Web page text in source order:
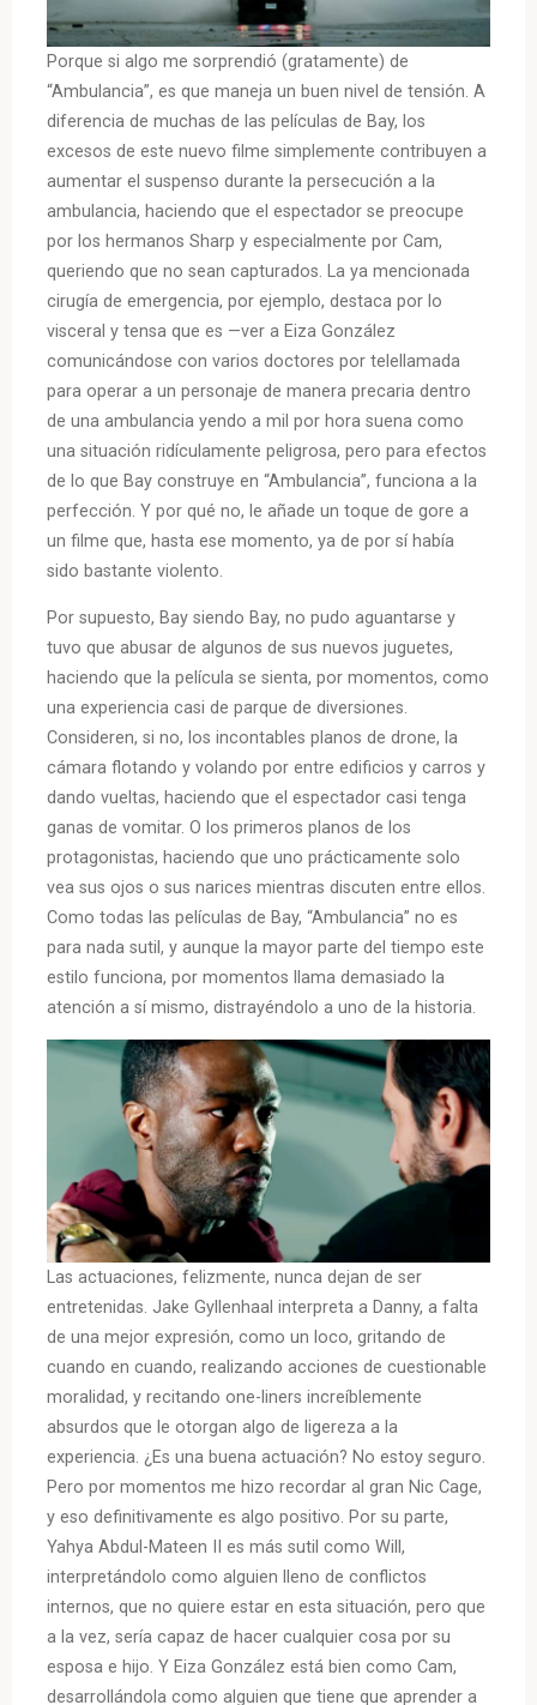
Porque si algo me sorprendió (gratamente) de
“Ambulancia”, es que maneja un buen nivel de tensión. A
diferencia de muchas de las películas de Bay, los
excesos de este nuevo filme simplemente contribuyen a
aumentar el suspenso durante la persecución a la
ambulancia, haciendo que el espectador se preocupe
por los hermanos Sharp y especialmente por Cam,
queriendo que no sean capturados. La ya mencionada
cirugía de emergencia, por ejemplo, destaca por lo
visceral y tensa que es —ver a Eiza González
comunicándose con varios doctores por telellamada
para operar a un personaje de manera precaria dentro
de una ambulancia yendo a mil por hora suena como
una situación ridículamente peligrosa, pero para efectos
de lo que Bay construye en “Ambulancia”, funciona a la
perfección. Y por qué no, le añade un toque de gore a
un filme que, hasta ese momento, ya de por sí había
sido bastante violento.
Por supuesto, Bay siendo Bay, no pudo aguantarse y
tuvo que abusar de algunos de sus nuevos juguetes,
haciendo que la película se sienta, por momentos, como
una experiencia casi de parque de diversiones.
Consideren, si no, los incontables planos de drone, la
cámara flotando y volando por entre edificios y carros y
dando vueltas, haciendo que el espectador casi tenga
ganas de vomitar. O los primeros planos de los
protagonistas, haciendo que uno prácticamente solo
vea sus ojos o sus narices mientras discuten entre ellos.
Como todas las películas de Bay, “Ambulancia” no es
para nada sutil, y aunque la mayor parte del tiempo este
estilo funciona, por momentos llama demasiado la
atención a sí mismo, distrayéndolo a uno de la historia.
Las actuaciones, felizmente, nunca dejan de ser
entretenidas. Jake Gyllenhaal interpreta a Danny, a falta
de una mejor expresión, como un loco, gritando de
cuando en cuando, realizando acciones de cuestionable
moralidad, y recitando one-liners increíblemente
absurdos que le otorgan algo de ligereza a la
experiencia. ¿Es una buena actuación? No estoy seguro.
Pero por momentos me hizo recordar al gran Nic Cage,
y eso definitivamente es algo positivo. Por su parte,
Yahya Abdul-Mateen II es más sutil como Will,
interpretándolo como alguien lleno de conflictos
internos, que no quiere estar en esta situación, pero que
a la vez, sería capaz de hacer cualquier cosa por su
esposa e hijo. Y Eiza González está bien como Cam,
desarrollándola como alguien que tiene que aprender a